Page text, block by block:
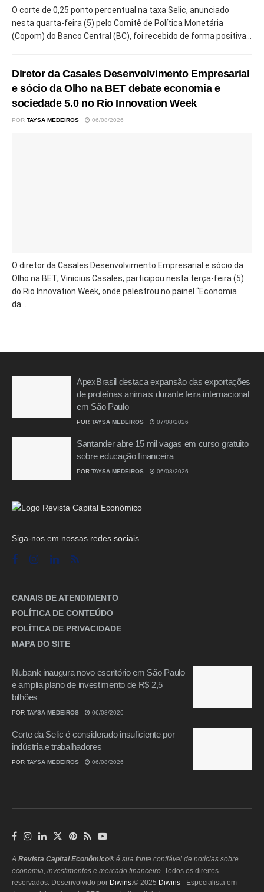
O corte de 0,25 ponto percentual na taxa Selic, anunciado
nesta quarta-feira (5) pelo Comitê de Política Monetária
(Copom) do Banco Central (BC), foi recebido de forma positiva...
Diretor da Casales Desenvolvimento Empresarial
e sócio da Olho na BET debate economia e
sociedade 5.0 no Rio Innovation Week
POR TAYSA MEDEIROS 06/08/2026
O diretor da Casales Desenvolvimento Empresarial e sócio da
Olho na BET, Vinicius Casales, participou nesta terça-feira (5)
do Rio Innovation Week, onde palestrou no painel “Economia
da...
ApexBrasil destaca expansão das exportações
de proteínas animais durante feira internacional
em São Paulo
POR TAYSA MEDEIROS 07/08/2026
Santander abre 15 mil vagas em curso gratuito
sobre educação financeira
POR TAYSA MEDEIROS 06/08/2026
Siga-nos em nossas redes sociais.
CANAIS DE ATENDIMENTO
POLÍTICA DE CONTEÚDO
POLÍTICA DE PRIVACIDADE
MAPA DO SITE
Nubank inaugura novo escritório em São Paulo
e amplia plano de investimento de R$ 2,5
bilhões
POR TAYSA MEDEIROS 06/08/2026
Corte da Selic é considerado insuficiente por
indústria e trabalhadores
POR TAYSA MEDEIROS 06/08/2026
A Revista Capital Econômico® é sua fonte confiável de notícias sobre
economia, investimentos e mercado financeiro. Todos os direitos
reservados. Desenvolvido por Diwins.© 2025 Diwins - Especialista em